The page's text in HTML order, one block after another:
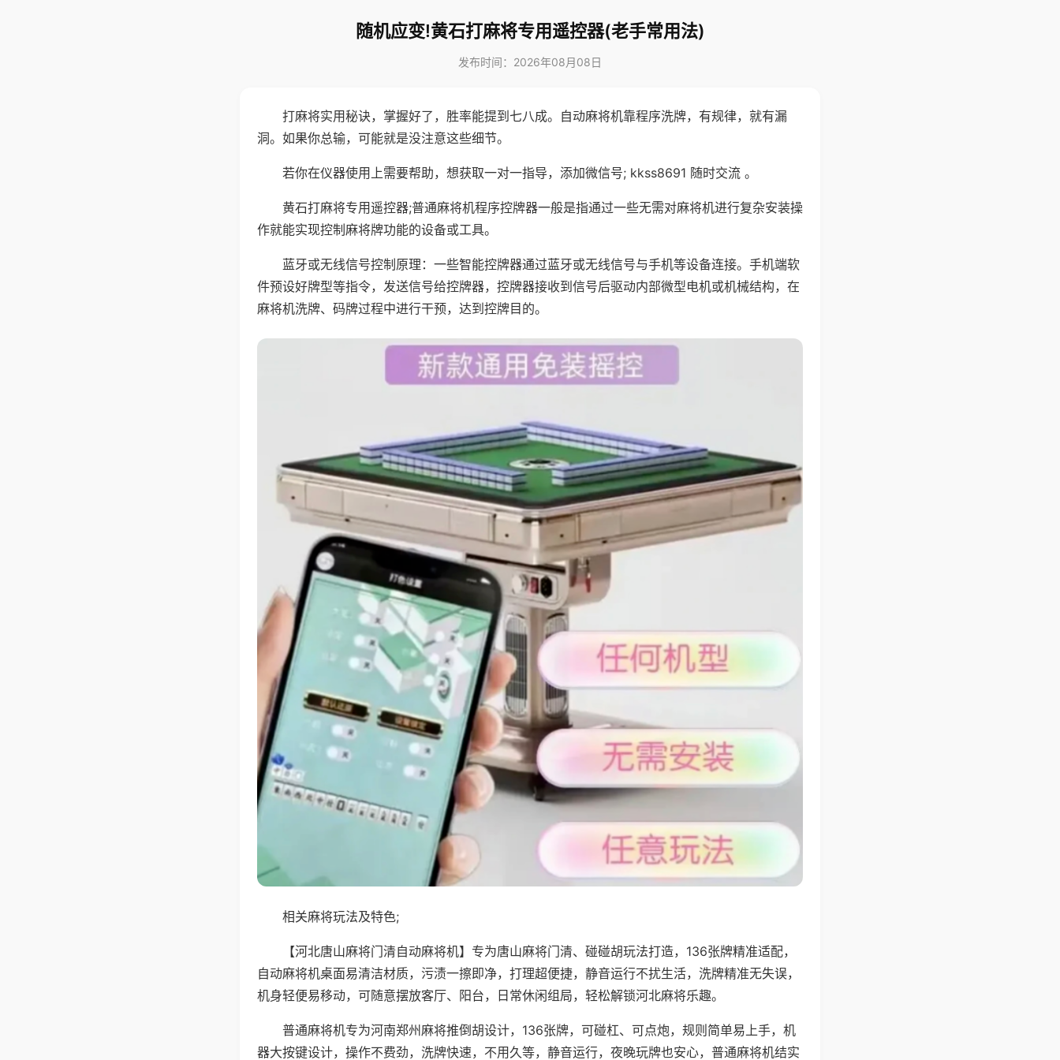
随机应变!黄石打麻将专用遥控器(老手常用法)
发布时间：2026年08月08日
打麻将实用秘诀，掌握好了，胜率能提到七八成。自动麻将机靠程序洗牌，有规律，就有漏
洞。如果你总输，可能就是没注意这些细节。
若你在仪器使用上需要帮助，想获取一对一指导，添加微信号; kkss8691 随时交流 。
黄石打麻将专用遥控器;普通麻将机程序控牌器一般是指通过一些无需对麻将机进行复杂安装操
作就能实现控制麻将牌功能的设备或工具。
蓝牙或无线信号控制原理：一些智能控牌器通过蓝牙或无线信号与手机等设备连接。手机端软
件预设好牌型等指令，发送信号给控牌器，控牌器接收到信号后驱动内部微型电机或机械结构，在
麻将机洗牌、码牌过程中进行干预，达到控牌目的。
相关麻将玩法及特色;
【河北唐山麻将门清自动麻将机】专为唐山麻将门清、碰碰胡玩法打造，136张牌精准适配，
自动麻将机桌面易清洁材质，污渍一擦即净，打理超便捷，静音运行不扰生活，洗牌精准无失误，
机身轻便易移动，可随意摆放客厅、阳台，日常休闲组局，轻松解锁河北麻将乐趣。
普通麻将机专为河南郑州麻将推倒胡设计，136张牌，可碰杠、可点炮，规则简单易上手，机
器大按键设计，操作不费劲，洗牌快速，不用久等，静音运行，夜晚玩牌也安心，普通麻将机结实